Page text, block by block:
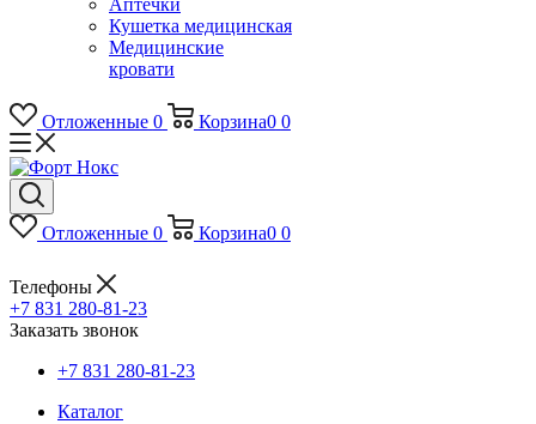
Аптечки
Кушетка медицинская
Медицинские
кровати
Отложенные 0 Корзина0 0
Отложенные 0 Корзина0 0
Телефоны
+7 831 280-81-23
Заказать звонок
+7 831 280-81-23
Каталог